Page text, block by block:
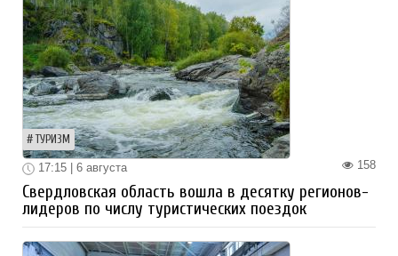
ТУРИЗМ
158
17:15 | 6 августа
Свердловская область вошла в десятку регионов-
лидеров по числу туристических поездок